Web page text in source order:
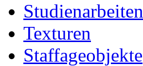
Studienarbeiten
Texturen
Staffageobjekte